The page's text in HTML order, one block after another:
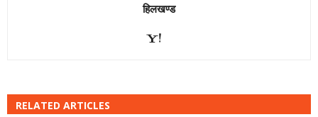
हिलखण्ड
RELATED ARTICLES